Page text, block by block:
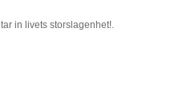
in livets storslagenhet!.